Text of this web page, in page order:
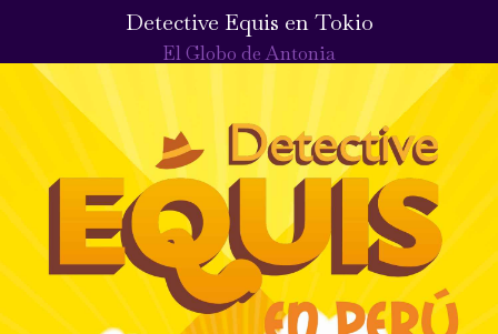
Detective Equis en Tokio
El Globo de Antonia